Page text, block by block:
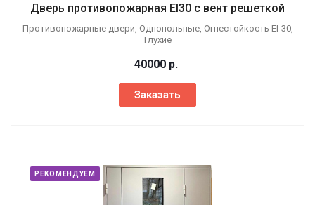
Дверь противопожарная EI30 с вент решеткой
Противопожарные двери, Однопольные, Огнестойкость EI-30,
Глухие
40000 р.
Заказать
РЕКОМЕНДУЕМ